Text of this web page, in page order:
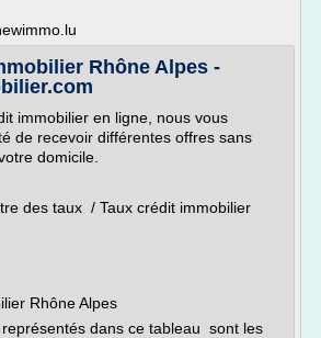
Rhône Alpes -
immobilier en ligne, nous vous
de recevoir différentes offres sans
domicile.
des taux / Taux crédit immobilier
Rhône Alpes
dans ce tableau sont les